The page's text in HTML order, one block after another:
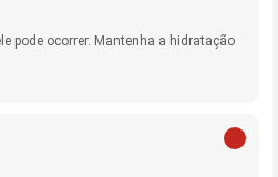
pode ocorrer. Mantenha a hidratação